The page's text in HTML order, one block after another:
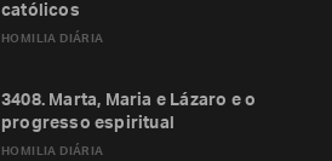
HOMILIA DIÁRIA
católicos
HOMILIA DIÁRIA
3408. Marta, Maria e Lázaro e o
progresso espiritual